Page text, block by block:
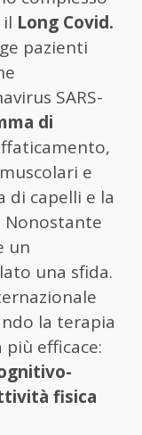
Long Covid.
pazienti
SARS-
di
e
di capelli e la
Nonostante
un
una sfida.
la terapia
efficace:
fisica